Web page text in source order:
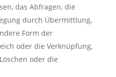
das Abfragen, die
durch Übermittlung,
Form der
oder die Verknüpfung,
oder die